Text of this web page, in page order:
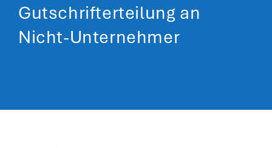
Gutschrifterteilung an
Nicht-Unternehmer